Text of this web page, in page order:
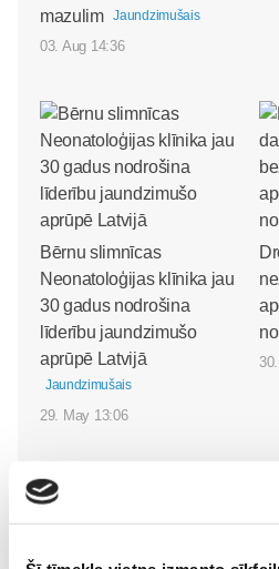
mazulim
Jaundzimušais
03. Aug 14:36
Bērnu slimnīcas
Neonatoloģijas klīnika jau
30 gadus nodrošina
līderību jaundzimušo
aprūpē Latvijā
Jaundzimušais
29. May 13:06